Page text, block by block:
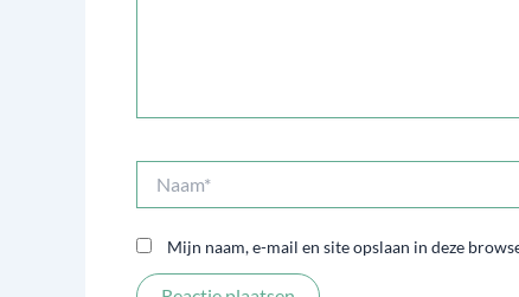
Mijn naam, e-mail en site opslaan in deze